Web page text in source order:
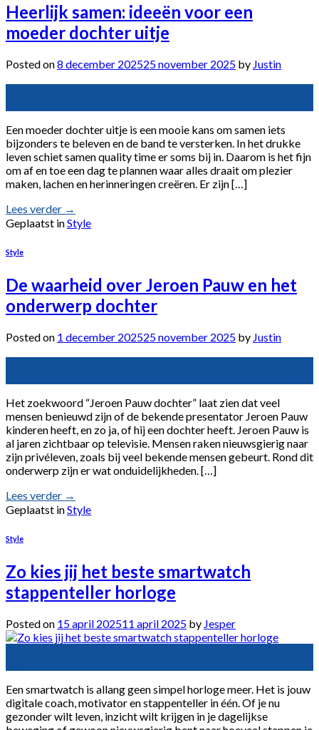
Heerlijk samen: ideeën voor een
moeder dochter uitje
Posted on8 december 202525 november 2025 by Justin
Een moeder dochter uitje is een mooie kans om samen iets
bijzonders te beleven en de band te versterken. In het drukke
leven schiet samen quality time er soms bij in. Daarom is het fijn
om af en toe een dag te plannen waar alles draait om plezier
maken, lachen en herinneringen creëren. Er zijn […]
Lees verder →
Geplaatst inStyle
Style
De waarheid over Jeroen Pauw en het
onderwerp dochter
Posted on 1 december 202525 november 2025 by Justin
Het zoekwoord “Jeroen Pauw dochter” laat zien dat veel
mensen benieuwd zijn of de bekende presentator Jeroen Pauw
kinderen heeft, en zo ja, of hij een dochter heeft. Jeroen Pauw is
al jaren zichtbaar op televisie. Mensen raken nieuwsgierig naar
zijn privéleven, zoals bij veel bekende mensen gebeurt. Rond dit
onderwerp zijn er wat onduidelijkheden. […]
Lees verder →
Geplaatst inStyle
Style
Zo kies jij het beste smartwatch
stappenteller horloge
Posted on 15 april 202511 april 2025 by Jesper
Een smartwatch is allang geen simpel horloge meer. Het is jouw
digitale coach, motivator en stappenteller in één. Of je nu
gezonder wilt leven, inzicht wilt krijgen in je dagelijkse